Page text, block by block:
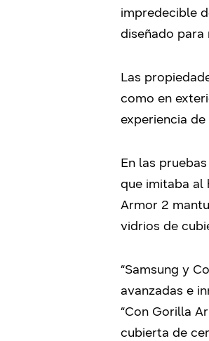
impredecible
diseñado
Las
como en
experiencia
En las
que imitaba al
Armor 2
vidrios de
“Samsung y
avanzadas e
“Con Gorilla
cubierta de